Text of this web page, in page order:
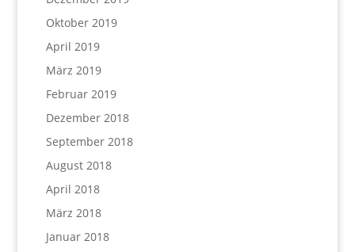
Oktober 2019
April 2019
März 2019
Februar 2019
Dezember 2018
September 2018
August 2018
April 2018
März 2018
Januar 2018